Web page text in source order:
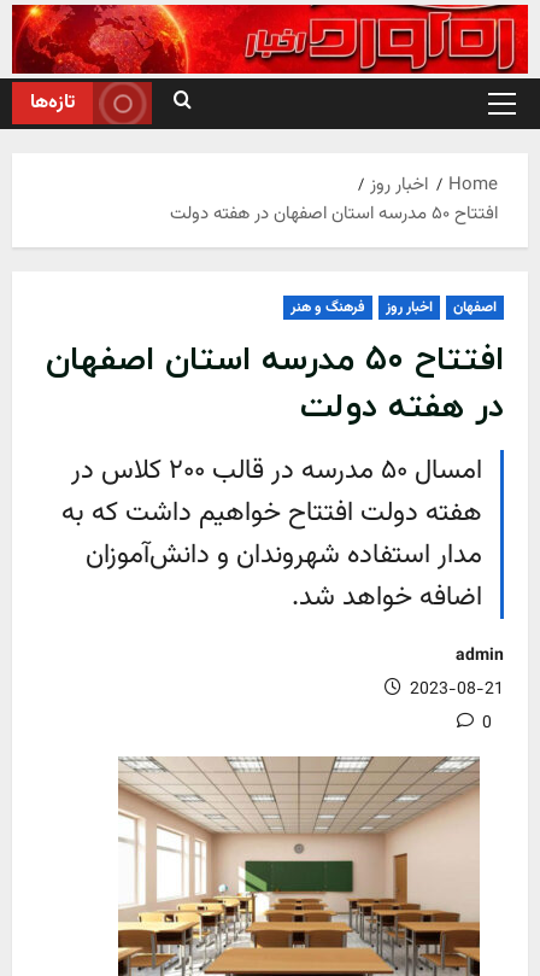
Skip
to
content
Primary
تازه‌ها
Home
اخبار روز
افتتاح ۵۰ مدرسه استان اصفهان در هفته دولت
اصفهان اخبار روز فرهنگ و هنر
افتتاح ۵۰ مدرسه استان اصفهان
در هفته دولت
امسال ۵۰ مدرسه در قالب ۲۰۰ کلاس در
هفته دولت افتتاح خواهیم داشت که به
مدار استفاده شهروندان و دانش‌آموزان
اضافه خواهد شد.
admin
2023-08-21
0